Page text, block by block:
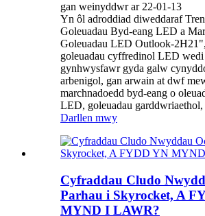
gan weinyddwr ar 22-01-13
Yn ôl adroddiad diweddaraf
Goleuadau Byd-eang LED a
Goleuadau LED Outlook-
goleuadau cyffredinol LED
gynhwysfawr gyda galw
arbenigol, gan arwain at dwf
marchnadoedd byd-eang o
LED, goleuadau garddwriaethol,
Darllen mwy
Cyfraddau Cludo
Parhau i Skyrocket, A
MYND I LAWR?